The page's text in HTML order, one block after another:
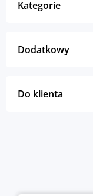
Kategorie
Dodatkowy
Do klienta